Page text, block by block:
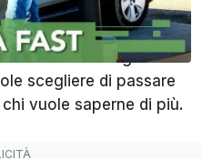
anche nella passata
by Motus-E, ma è
sia uno degli
scegliere di passare
vuole saperne di più.